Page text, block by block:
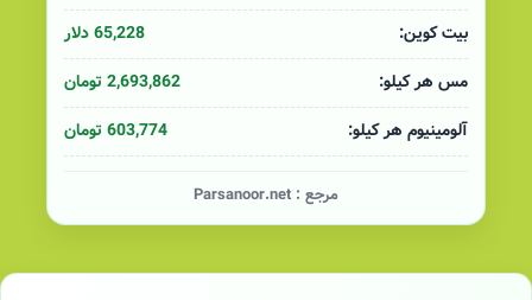
بیت کوین:
65,228 دلار
مس هر کیلو:
2,693,862 تومان
آلومینیوم هر کیلو:
603,774 تومان
مرجع : Parsanoor.net